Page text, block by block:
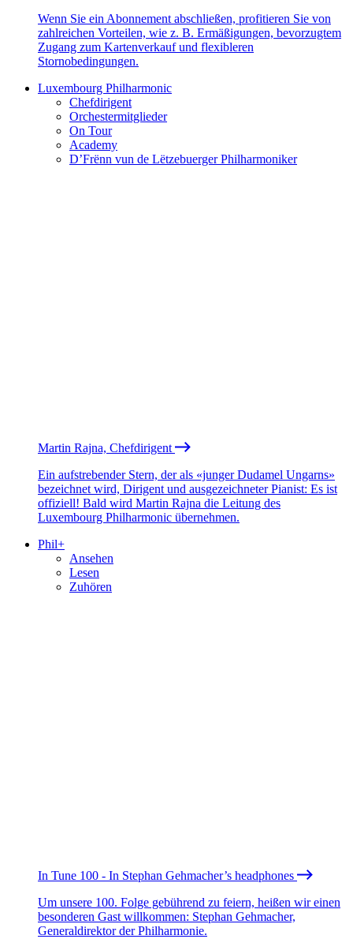
Wenn Sie ein Abonnement abschließen, profitieren Sie von
zahlreichen Vorteilen, wie z. B. Ermäßigungen, bevorzugtem
Zugang zum Kartenverkauf und flexibleren
Stornobedingungen.
Luxembourg Philharmonic
Chefdirigent
Orchestermitglieder
On Tour
Academy
D’Frënn vun de Lëtzebuerger Philharmoniker
Martin Rajna, Chefdirigent
Ein aufstrebender Stern, der als «junger Dudamel Ungarns»
bezeichnet wird, Dirigent und ausgezeichneter Pianist: Es ist
offiziell! Bald wird Martin Rajna die Leitung des
Luxembourg Philharmonic übernehmen.
Phil+
Ansehen
Lesen
Zuhören
In Tune 100 - In Stephan Gehmacher’s headphones
Um unsere 100. Folge gebührend zu feiern, heißen wir einen
besonderen Gast willkommen: Stephan Gehmacher,
Generaldirektor der Philharmonie.